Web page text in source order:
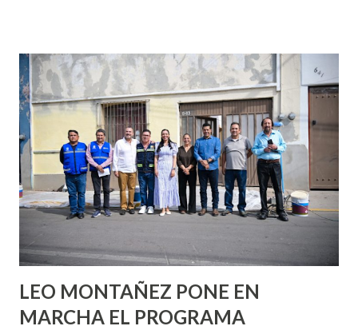
conoces ni la mitad de lo que deberías saber. Pero incluso
quienes ya han tenido relaciones sexuales no son expertos
o expertas en el tema. Siempre hay algo nuevo que
aprender y nuevas experiencias que conocer. Si eres una
chica y aún no has tenido relaciones sexuales, tal vez
pienses que el sexo será increíble y no puedas esperar para
experimentarlo, pero como cualquier persona con
experiencia te dirá, siempre es mejor cuando ambas partes
son suficientemen...
LEO MONTAÑEZ PONE EN
MARCHA EL PROGRAMA